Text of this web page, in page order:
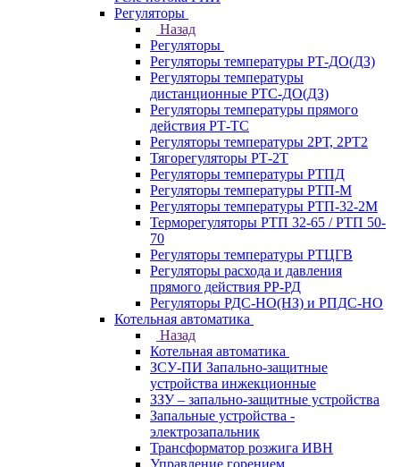
Регуляторы
Назад
Регуляторы
Регуляторы температуры РТ-ДО(ДЗ)
Регуляторы температуры
дистанционные РТС-ДО(ДЗ)
Регуляторы температуры прямого
действия РТ-ТС
Регуляторы температуры 2РТ, 2РT2
Тягорегуляторы РТ-2Т
Регуляторы температуры РТПД
Регуляторы температуры РТП-M
Регуляторы температуры РТП-32-2М
Терморегуляторы РТП 32-65 / РТП 50-
70
Регуляторы температуры РТЦГВ
Регуляторы расхода и давления
прямого действия РР-РД
Регуляторы РДС-НО(НЗ) и РПДС-НО
Котельная автоматика
Назад
Котельная автоматика
ЗСУ-ПИ Запально-защитные
устройства инжекционные
ЗЗУ – запально-защитные устройства
Запальные устройства -
электрозапальник
Трансформатор розжига ИВН
Управление горением